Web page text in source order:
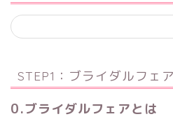
STEP1：ブライダルフェ
0.ブライダルフェアとは